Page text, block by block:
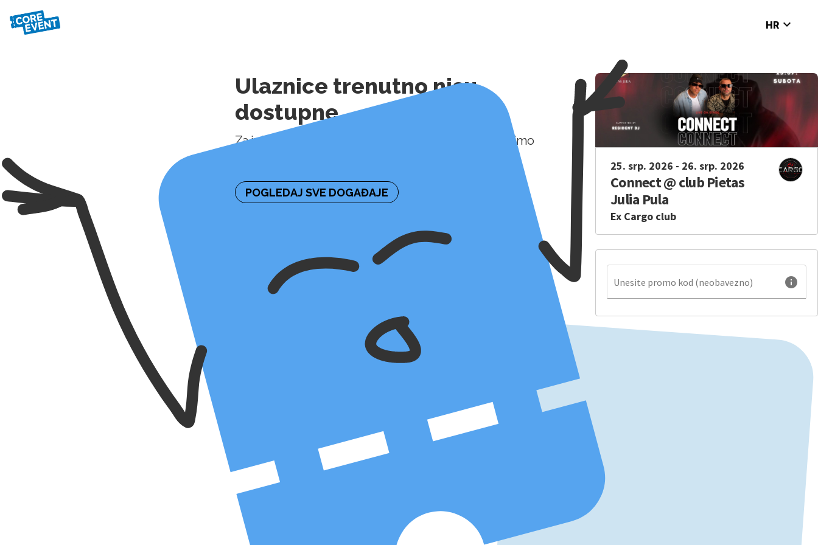
HR expand_more
25. srp. 2026 - 26. srp. 2026
Connect @ club Pietas
Julia Pula
Ex Cargo club
Unesite promo kod (neobavezno) info
Ulaznice trenutno nisu
dostupne
Za informaciju o naknadnoj dostupnosti ulaznica molimo
POGLEDAJ SVE DOGAĐAJE